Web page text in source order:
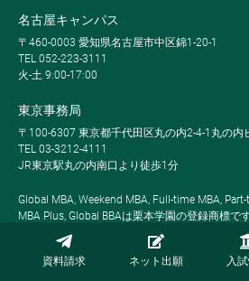
資料請求 ネット出願 入
名古屋キャンパス
〒460-0003 愛知県名古屋市中区錦1-20-1
TEL 052-223-3111
火-土 9:00-17:00
東京事務局
〒100-6307 東京都千代田区丸の内2-4-1丸の内
TEL 03-3212-4111
JR東京駅丸の内南口より徒歩1分
Global MBA, Weekend MBA, Full-time MBA,
MBA Plus, Global BBAは栗本学園の登録商標です